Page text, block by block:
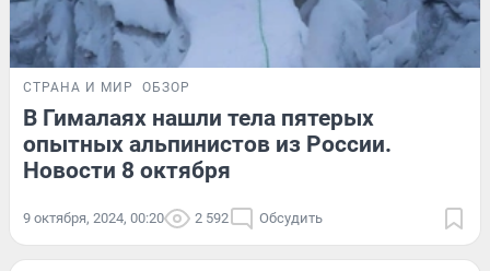
СТРАНА И МИР ОБЗОР
В Гималаях нашли тела пятерых
опытных альпинистов из России.
Новости 8 октября
9 октября, 2024, 00:20 2 592 Обсудить